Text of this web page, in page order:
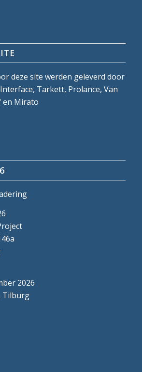
deze site werden geleverd door
Tarkett, Prolance, Van
en Mirato
2026
Tilburg